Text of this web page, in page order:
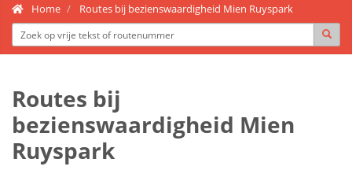
Home Routes bij bezienswaardigheid Mien Ruyspark
Routes bij
bezienswaardigheid Mien
Ruyspark